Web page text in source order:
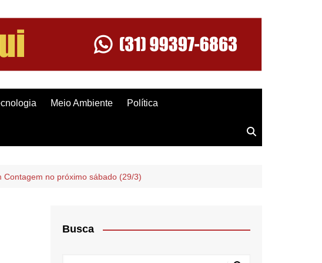
Meio Ambiente Política
Contagem no próximo sábado (29/3)
Busca